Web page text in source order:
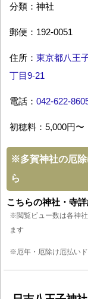
分類：神社
郵便：192-0051
住所： 東京都八王
丁目9-21
電話： 042-622-
初穂料：5,000円〜
※多賀神社の厄
ら
こちらの神社・寺
※閲覧ビュー数は各神
ます
※厄年・厄除け厄払い